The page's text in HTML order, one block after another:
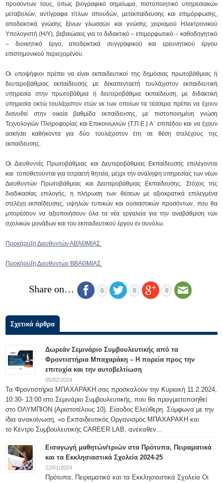
προσόντων τους, όπως βιογραφικό σημείωμα, πιστοποιητικό υπηρεσιακών
μεταβολών, αντίγραφα τίτλων σπουδών, μετεκπαίδευσης και επιμόρφωσης,
αποδεικτικά γνώσης ξένων γλωσσών και γνώσης χειρισμού Ηλεκτρονικού
Υπολογιστή (Η/Υ), βεβαιώσεις για το διδακτικό – επιμορφωτικό – καθοδηγητικό
– διοικητικό έργο, αποδεικτικά συγγραφικού και ερευνητικού έργου
επιστημονικού περιεχομένου.
Οι υποψήφιοι πρέπει να είναι εκπαιδευτικοί της δημόσιας πρωτοβάθμιας ή
δευτεροβάθμιας εκπαίδευσης με δεκαπενταετή τουλάχιστον εκπαιδευτική
υπηρεσία στην πρωτοβάθμια ή δευτεροβάθμια εκπαίδευση, με διδακτική
υπηρεσία οκτώ τουλάχιστον ετών εκ των οποίων τα τέσσερα πρέπει να έχουν
διανυθεί στην οικεία βαθμίδα εκπαίδευσης, με πιστοποιημένη γνώση
Τεχνολογιών Πληροφορίας και Επικοινωνιών (Τ.Π.Ε.) Α΄ επιπέδου και να έχουν
ασκήσει καθήκοντα για δύο τουλάχιστον έτη σε θέση στελέχους της
εκπαίδευσης.
Οι Διευθυντές Πρωτοβάθμιας και Δευτεροβάθμιας Εκπαίδευσης επιλέγονται
και τοποθετούνται για τετραετή θητεία, μέχρι την ανάληψη υπηρεσίας των νέων
Διευθυντών Πρωτοβάθμιας και Δευτεροβάθμιας Εκπαίδευσης. Στόχος της
διαδικασίας επιλογής, η πλήρωση των θέσεων με αξιοκρατικά επιλεγμένα
στελέχη εκπαίδευσης, υψηλών τυπικών και ουσιαστικών προσόντων, που θα
μπορέσουν να αξιοποιήσουν όλα τα νέα εργαλεία για την αναβάθμιση των
σχολικών μονάδων και του εκπαιδευτικού έργου εν συνόλω.
Προκήρυξη Διευθυντών ΑΒΆΘΜΙΑΣ
Προκήρυξη Διευθυντών ΒΒΑΘΜΙΑΣ
Share on… 0 0 0
Σχετικά άρθρα
Δωρεάν Σεμινάριο Συμβουλευτικής από τα
Φροντιστήρια Μπαχαράκη – Η πορεία προς την
επιτυχία και την αυτοβελτίωση
05/02/2024
Τα Φροντιστήρια ΜΠΑΧΑΡΑΚΗ σας προσκαλούν την Κυριακή 11.2.2024,
10:30- 13:00 στο Σεμινάριο Συμβουλευτικής, που θα πραγματοποιηθεί
στο ΟΛΥΜΠΙΟΝ (Αριστοτέλους 10). Είσοδος Ελεύθερη. Σύμφωνα με την
ίδια ανακοίνωση, «ο Εκπαιδευτικός Οργανισμός ΜΠΑΧΑΡΑΚΗ και
το Κέντρο Συμβουλευτικής CAREER LAB, ανέκαθεν...
Εισαγωγή μαθητών/τριών στα Πρότυπα, Πειραματικά
και τα Εκκλησιαστικά Σχολεία 2024-25
22/01/2024
Πρότυπα, Πειραματικά και τα Εκκλησιαστικά Σχολεία Οι